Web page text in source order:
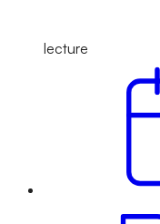
lecture